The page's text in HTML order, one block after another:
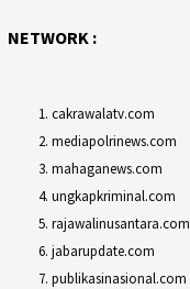
NETWORK :
cakrawalatv.com
mediapolrinews.com
mahaganews.com
ungkapkriminal.com
rajawalinusantara.com
jabarupdate.com
publikasinasional.com